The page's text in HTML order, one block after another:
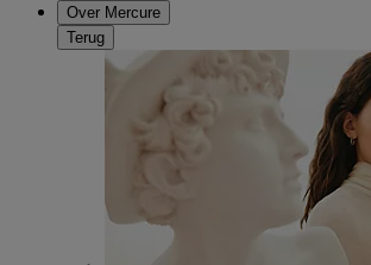
Over Mercure
Terug